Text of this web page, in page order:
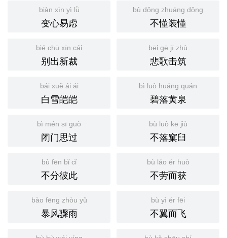
biàn xīn yì lǜ
变心易虑
bù dǒng zhuāng dǒng
不懂装懂
bié chū xīn cái
别出新裁
bēi gē jī zhù
悲歌击筑
bái xuě ái ái
白雪皑皑
bì luò huáng quán
碧落黄泉
bì mén sī guò
闭门思过
bù luò kē jiù
不落窠臼
bù fēn bǐ cǐ
不分彼此
bù láo ér huò
不劳而获
bào fēng zhòu yǔ
暴风骤雨
bù yì ér fēi
不翼而飞